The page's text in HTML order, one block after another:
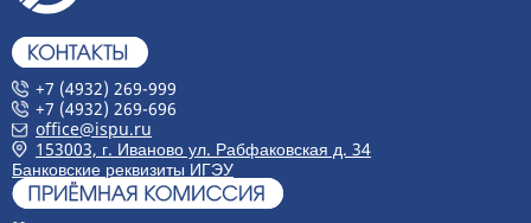
+7 (4932) 269-999
+7 (4932) 269-696
office@ispu.ru
153003, г. Иваново ул. Рабфаковская д. 34
Банковские реквизиты ИГЭУ